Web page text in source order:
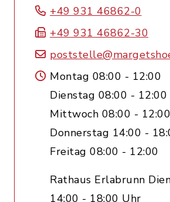
+49 931 46862-0
+49 931 46862-30
Montag 08:00 - 12:00
Dienstag 08:00 - 12:00
Mittwoch 08:00 - 12:00
Donnerstag 14:00 -
Freitag 08:00 - 12:00
Rathaus Erlabrunn
14:00 - 18:00 Uhr